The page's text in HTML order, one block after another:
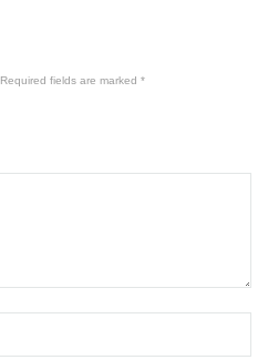
Required fields are marked *